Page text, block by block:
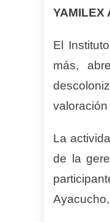
YAMILEX
El
más,
La
de la